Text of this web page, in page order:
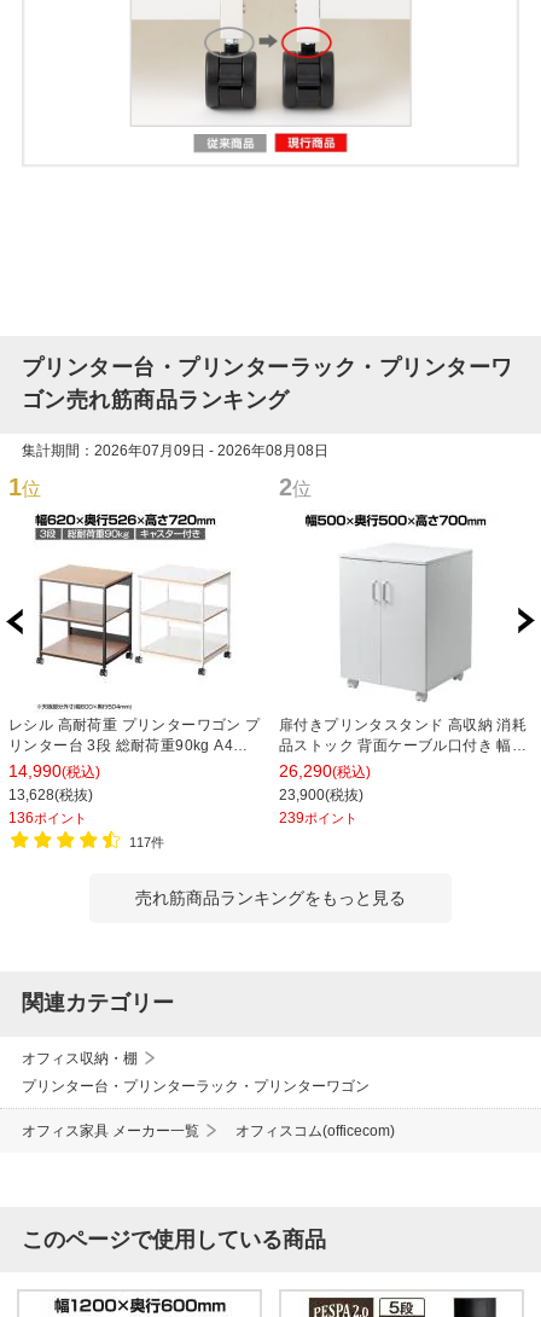
プリンター台・プリンターラック・プリンターワ
ゴン売れ筋商品ランキング
集計期間：2026年07月09日 - 2026年08月08日
1位
レシル 高耐荷重 プリンターワゴン プ
リンター台 3段 総耐荷重90kg A4対
応 可動棚付き 幅620×奥行526×高さ
720mm プリンターラック 木目調 キ
ャスター付き
14,990(税込)
13,628(税抜)
136ポイント
117件
2位
扉付きプリンタスタンド 高収納 消耗
品ストック 背面ケーブル口付き 幅
500×奥行500×高さ700mm
26,290(税込)
23,900(税抜)
239ポイント
売れ筋商品ランキングをもっと見る
関連カテゴリー
オフィス収納・棚
プリンター台・プリンターラック・プリンターワゴン
オフィス家具 メーカー一覧 オフィスコム(officecom)
このページで使用している商品